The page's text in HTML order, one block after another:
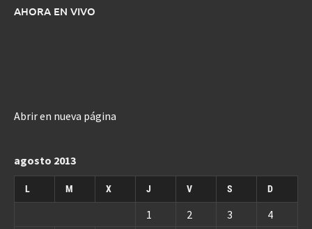
AHORA EN VIVO
Abrir en nueva página
agosto 2013
L M X J V S D
1 2 3 4